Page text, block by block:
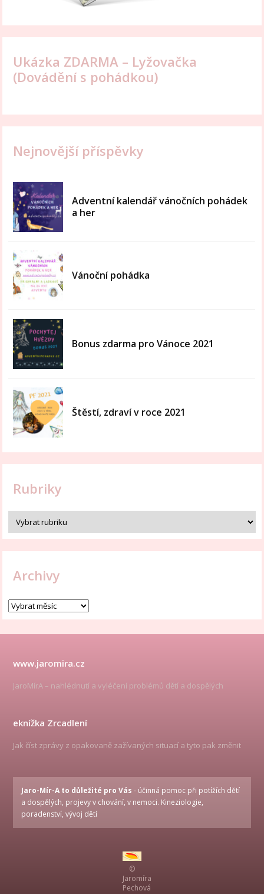
Ukázka ZDARMA – Lyžovačka
(Dovádění s pohádkou)
Nejnovější příspěvky
Adventní kalendář vánočních pohádek
a her
Vánoční pohádka
Bonus zdarma pro Vánoce 2021
Štěstí, zdraví v roce 2021
Rubriky
Archivy
www.jaromira.cz
JaroMírA – nahlédnutí a vyléčení problémů dětí a dospělých
eknížka Zrcadlení
Jak číst zprávy z opakovaně zažívaných situací a tyto pak změnit
Jaro-Mír-A to důležité pro Vás - účinná pomoc při potížích dětí
a dospělých, projevy v chování, v nemoci. Kineziologie,
poradenství, vývoj dětí
©
Jaromíra
Pechová